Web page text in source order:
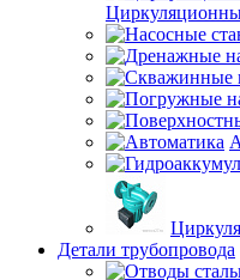
Детали трубопровода